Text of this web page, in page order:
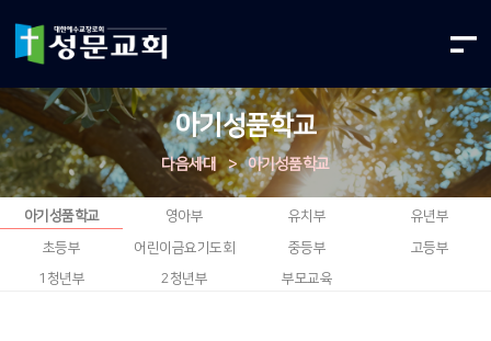
아기성품학교
다음세대 > 아기성품학교
아기성품학교 영아부 유치부 유년부
초등부 어린이금요기도회 중등부
고등부
1청년부
2청년부 부모교육